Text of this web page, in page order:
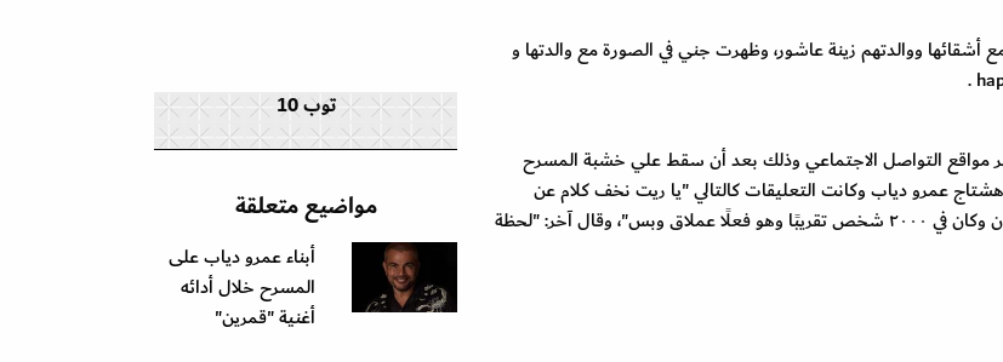
أشقائها ووالدتهم زينة عاشور، وظهرت جني في الصورة مع والدتها و
مواقع التواصل الاجتماعي وذلك بعد أن سقط علي خشبة المسرح
هشتاج عمرو دياب وكانت التعليقات كالتالي "يا ريت نخف كلام عن
موضوع سقوط عمرو دياب في حفل اليوم أنا كنت هناك، الراجل تعبان وكان في ٢٠٠٠ شخص تقريبًا وهو فعلًا عملاق وبس"، وقال آخر: "لحظة
توب 10
مواضيع متعلقة
أبناء عمرو دياب على
المسرح خلال أدائه
أغنية "قمرين"